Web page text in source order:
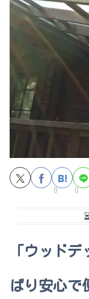
0 0
「ウッド
ぱり安心で